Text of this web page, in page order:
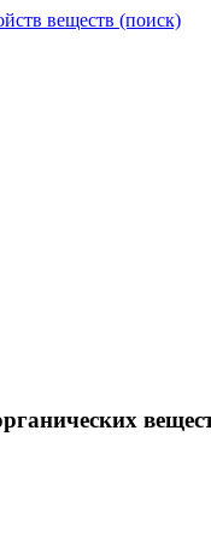
веществ (поиск)